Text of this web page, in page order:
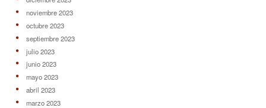
noviembre 2023
octubre 2023
septiembre 2023
julio 2023
junio 2023
mayo 2023
abril 2023
marzo 2023